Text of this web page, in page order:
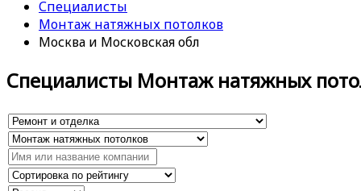
Специалисты
Монтаж натяжных потолков
Москва и Московская обл
Специалисты Монтаж натяжных